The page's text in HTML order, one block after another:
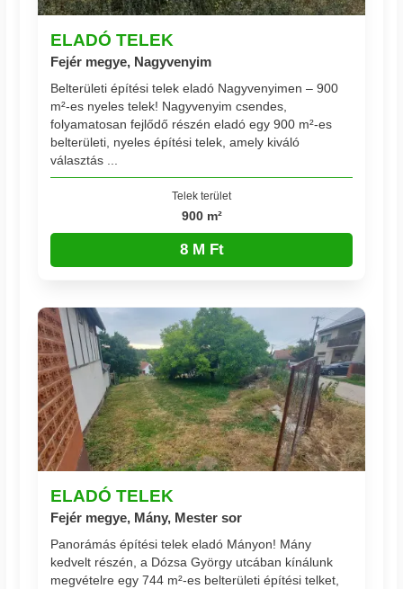
ELADÓ TELEK
Fejér megye, Nagyvenyim
Belterületi építési telek eladó Nagyvenyimen – 900
m²-es nyeles telek! Nagyvenyim csendes,
folyamatosan fejlődő részén eladó egy 900 m²-es
belterületi, nyeles építési telek, amely kiváló
választás ...
Telek terület
900 m²
8 M Ft
ELADÓ TELEK
Fejér megye, Mány, Mester sor
Panorámás építési telek eladó Mányon! Mány
kedvelt részén, a Dózsa György utcában kínálunk
megvételre egy 744 m²-es belterületi építési telket,